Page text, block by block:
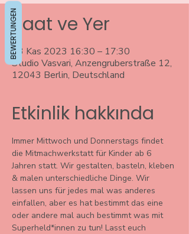
Saat ve Yer
23 Kas 2023 16:30 – 17:30
Studio Vasvari, Anzengruberstraße 12,
12043 Berlin, Deutschland
Etkinlik hakkında
Immer Mittwoch und Donnerstags findet
die Mitmachwerkstatt für Kinder ab 6
Jahren statt. Wir gestalten, basteln, kleben
& malen unterschiedliche Dinge. Wir
lassen uns für jedes mal was anderes
einfallen, aber es hat bestimmt das eine
oder andere mal auch bestimmt was mit
Superheld*innen zu tun! Lasst euch
BEWERTUNGEN